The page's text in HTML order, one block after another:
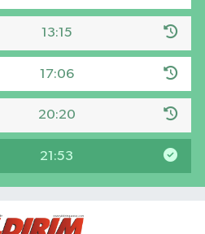
13:15
17:06
20:20
21:53